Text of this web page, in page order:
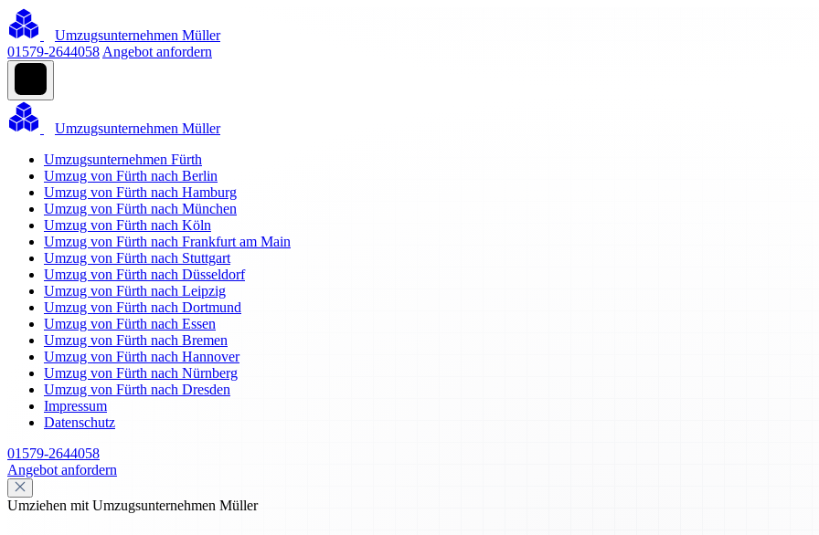
Umzugsunternehmen Müller
01579-2644058 Angebot anfordern
Umzugsunternehmen Müller
Umzugsunternehmen Fürth
Umzug von Fürth nach Berlin
Umzug von Fürth nach Hamburg
Umzug von Fürth nach München
Umzug von Fürth nach Köln
Umzug von Fürth nach Frankfurt am Main
Umzug von Fürth nach Stuttgart
Umzug von Fürth nach Düsseldorf
Umzug von Fürth nach Leipzig
Umzug von Fürth nach Dortmund
Umzug von Fürth nach Essen
Umzug von Fürth nach Bremen
Umzug von Fürth nach Hannover
Umzug von Fürth nach Nürnberg
Umzug von Fürth nach Dresden
Impressum
Datenschutz
01579-2644058
Angebot anfordern
Umziehen mit Umzugsunternehmen Müller